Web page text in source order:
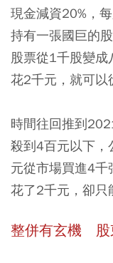
現金減資20%，
持有一張國巨的
股票從1千股變
花2千元，就可以
時間往回推到
殺到4百元以下
元從市場買進4
花了2千元，卻只
整併有玄機 股